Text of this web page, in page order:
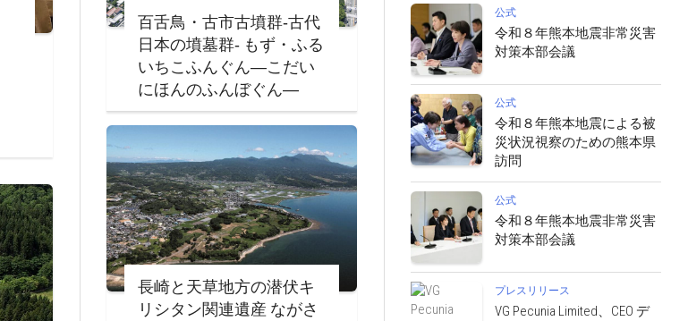
公式
令和８年熊本地震非常災害
対策本部会議
公式
令和８年熊本地震による被
災状況視察のための熊本県
訪問
公式
令和８年熊本地震非常災害
対策本部会議
プレスリリース
VG Pecunia Limited、CEO デ
百舌鳥・古市古墳群‐古代
日本の墳墓群‐ もず・ふる
いちこふんぐん―こだい
にほんのふんぼぐん―
長崎と天草地方の潜伏キ
リシタン関連遺産 ながさ